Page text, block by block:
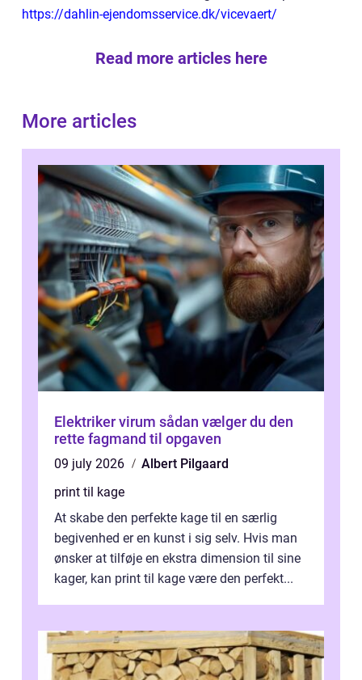
https://dahlin-ejendomsservice.dk/vicevaert/
Read more articles here
More articles
Elektriker virum sådan vælger du den
rette fagmand til opgaven
09 july 2026
Albert Pilgaard
print til kage
At skabe den perfekte kage til en særlig
begivenhed er en kunst i sig selv. Hvis man
ønsker at tilføje en ekstra dimension til sine
kager, kan print til kage være den perfekt...